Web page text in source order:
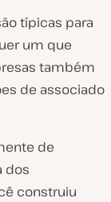
típicas para
um que
também
de associado
de
dos
construiu